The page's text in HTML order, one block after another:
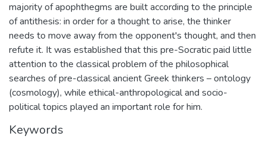
majority of apophthegms are built according to the principle
of antithesis: in order for a thought to arise, the thinker
needs to move away from the opponent's thought, and then
refute it. It was established that this pre-Socratic paid little
attention to the classical problem of the philosophical
searches of pre-classical ancient Greek thinkers – ontology
(cosmology), while ethical-anthropological and socio-
political topics played an important role for him.
Keywords